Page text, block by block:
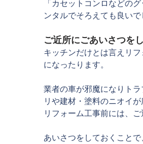
「カセットコンロなどの
ンタルでそろえても良いで
ご近所にごあいさつを
キッチンだけとは言えリ
になったります。
業者の車が邪魔になりト
リや建材・塗料のニオイ
リフォーム工事前には、
あいさつをしておくこと